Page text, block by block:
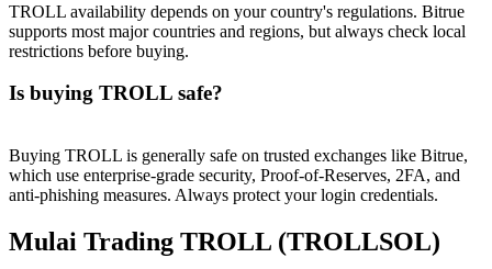
TROLL availability depends on your country's regulations. Bitrue
supports most major countries and regions, but always check local
restrictions before buying.
Is buying TROLL safe?
Buying TROLL is generally safe on trusted exchanges like Bitrue,
which use enterprise-grade security, Proof-of-Reserves, 2FA, and
anti-phishing measures. Always protect your login credentials.
Mulai Trading TROLL (TROLLSOL)